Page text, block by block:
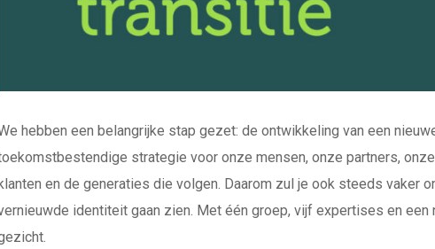
hebben een belangrijke stap gezet: de ontwikkeling van een
strategie voor onze mensen, onze partners, onze
en de generaties die volgen. Daarom zul je ook steeds vaker
identiteit gaan zien. Met één groep, vijf expertises en een